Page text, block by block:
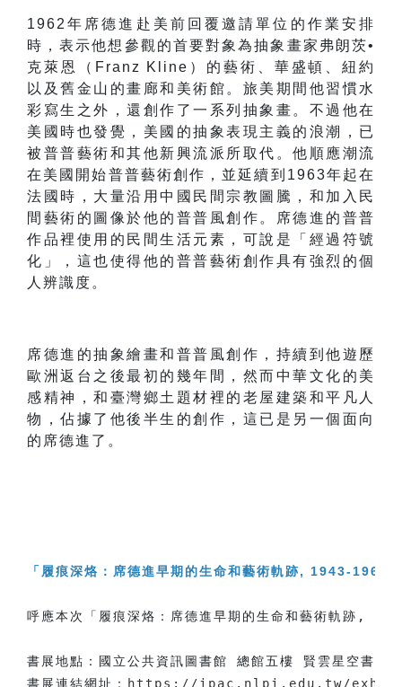
1962 年席德進赴美前回覆邀請單位的作業安排
時，表示他想參觀的首要對象為抽象畫家弗朗茨•
克萊恩（ Franz Kline ）的藝術、華盛頓、紐約
以及舊金山的畫廊和美術館。旅美期間他習慣水
彩寫生之外，還創作了一系列抽象畫。不過他在
美國時也發覺，美國的抽象表現主義的浪潮，已
被普普藝術和其他新興流派所取代。他順應潮流
在美國開始普普藝術創作，並延續到 1963年起在
法國時，大量沿用中國民間宗教圖騰，和加入民
間藝術的圖像於他的普普風創作。席德進的普普
作品裡使用的民間生活元素，可說是「經過符號
化」，這也使得他的普普藝術創作具有強烈的個
人辨識度。
席德進的抽象繪畫和普普風創作，持續到他遊歷
歐洲返台之後最初的幾年間，然而中華文化的美
感精神，和臺灣鄉土題材裡的老屋建築和平凡人
物，佔據了他後半生的創作，這已是另一個面向
的席德進了。
「 履痕深烙：席德進早期的生命和藝術軌跡, 1943-1966
呼應本次「履痕深烙：席德進早期的生命和藝術軌跡,
書展地點：國立公共資訊圖書館 總館五樓 賢雲星空書房
書展連結網址：
https://ipac.nlpi.edu.tw/